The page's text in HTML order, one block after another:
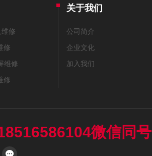
修
修
维修
修
关于我们
公司简介
企业文化
加入我们
微信同号